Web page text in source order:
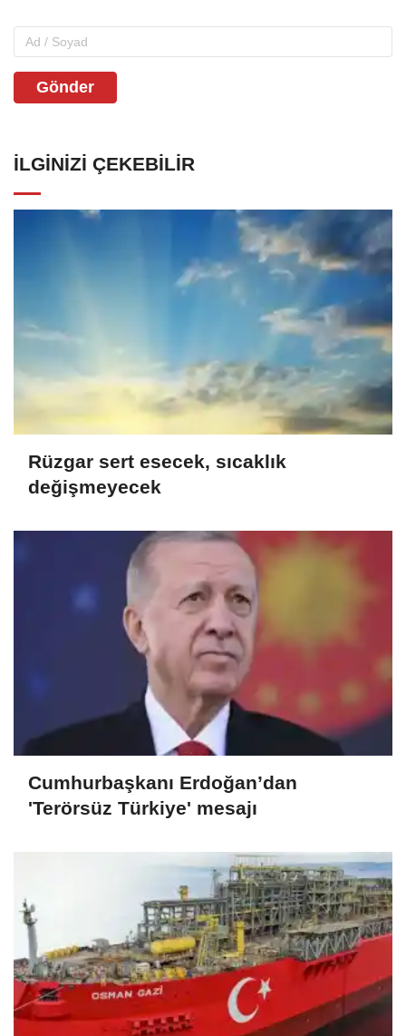
Gönder
İLGINIZI ÇEKEBILIR
Rüzgar sert esecek, sıcaklık
değişmeyecek
Cumhurbaşkanı Erdoğan’dan
'Terörsüz Türkiye' mesajı